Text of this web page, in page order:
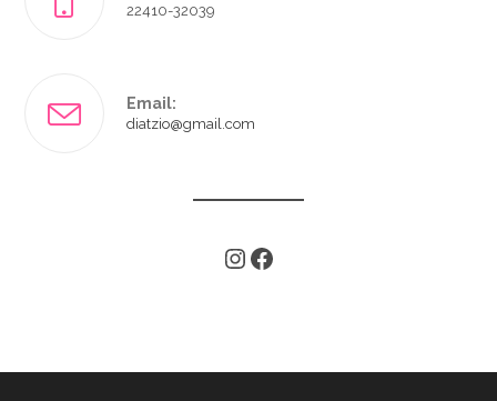
22410-32039
Email:
diatzio@gmail.com